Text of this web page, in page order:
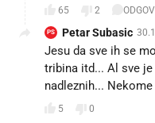
65 2
PS Petar Subasic
Jesu da sve ih se
tribina itd... Al sve
nadleznih...
5 0